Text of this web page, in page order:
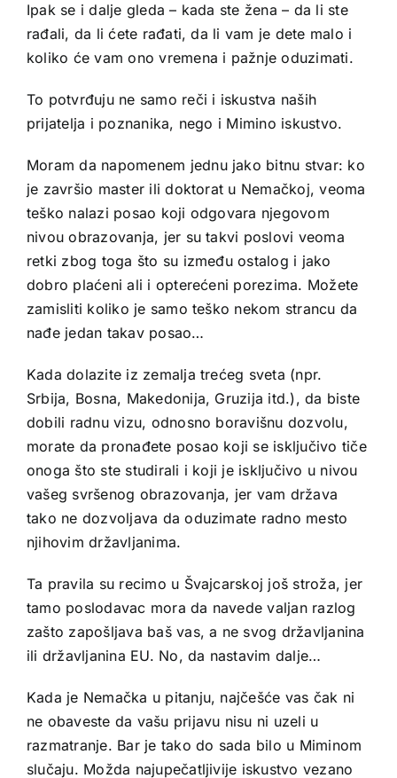
Ipak se i dalje gleda – kada ste žena – da li ste
rađali, da li ćete rađati, da li vam je dete malo i
koliko će vam ono vremena i pažnje oduzimati.
To potvrđuju ne samo reči i iskustva naših
prijatelja i poznanika, nego i Mimino iskustvo.
Moram da napomenem jednu jako bitnu stvar: ko
je završio master ili doktorat u Nemačkoj, veoma
teško nalazi posao koji odgovara njegovom
nivou obrazovanja, jer su takvi poslovi veoma
retki zbog toga što su između ostalog i jako
dobro plaćeni ali i opterećeni porezima. Možete
zamisliti koliko je samo teško nekom strancu da
nađe jedan takav posao…
Kada dolazite iz zemalja trećeg sveta (npr.
Srbija, Bosna, Makedonija, Gruzija itd.), da biste
dobili radnu vizu, odnosno boravišnu dozvolu,
morate da pronađete posao koji se isključivo tiče
onoga što ste studirali i koji je isključivo u nivou
vašeg svršenog obrazovanja, jer vam država
tako ne dozvoljava da oduzimate radno mesto
njihovim državljanima.
Ta pravila su recimo u Švajcarskoj još stroža, jer
tamo poslodavac mora da navede valjan razlog
zašto zapošljava baš vas, a ne svog državljanina
ili državljanina EU. No, da nastavim dalje…
Kada je Nemačka u pitanju, najčešće vas čak ni
ne obaveste da vašu prijavu nisu ni uzeli u
razmatranje. Bar je tako do sada bilo u Miminom
slučaju. Možda najupečatljivije iskustvo vezano